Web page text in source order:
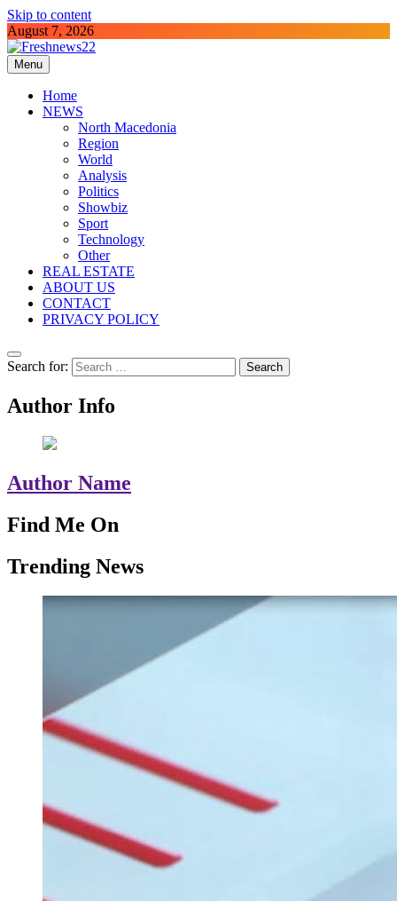
Skip to content
August 7, 2026
Freshnews22
Best News Website in North Macedonia
Menu
Home
NEWS
North Macedonia
Region
World
Analysis
Politics
Showbiz
Sport
Technology
Other
REAL ESTATE
ABOUT US
CONTACT
PRIVACY POLICY
Search for:
Author Info
Author Name
Find Me On
Trending News